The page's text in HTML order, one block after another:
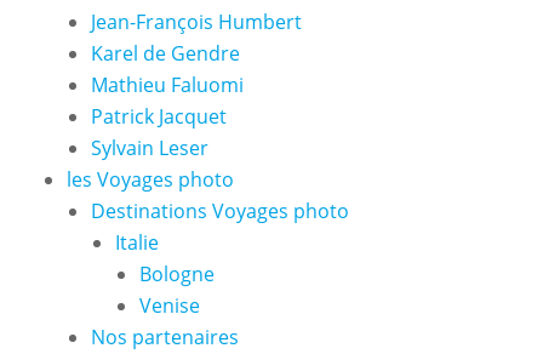
Jean-François Humbert
Karel de Gendre
Mathieu Faluomi
Patrick Jacquet
Sylvain Leser
les Voyages photo
Destinations Voyages photo
Italie
Bologne
Venise
Nos partenaires